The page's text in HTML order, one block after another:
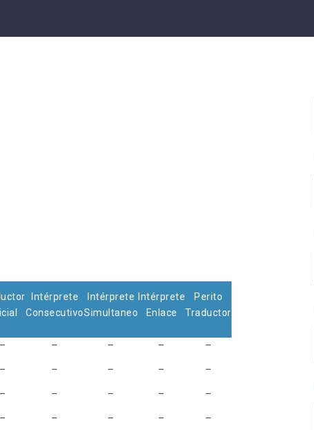
Intérprete
Consecutivo
Intérprete
Simultaneo
Intérprete
Enlace
Perito
Traductor
– – – – –
– – – – –
– – – – –
– – – – –